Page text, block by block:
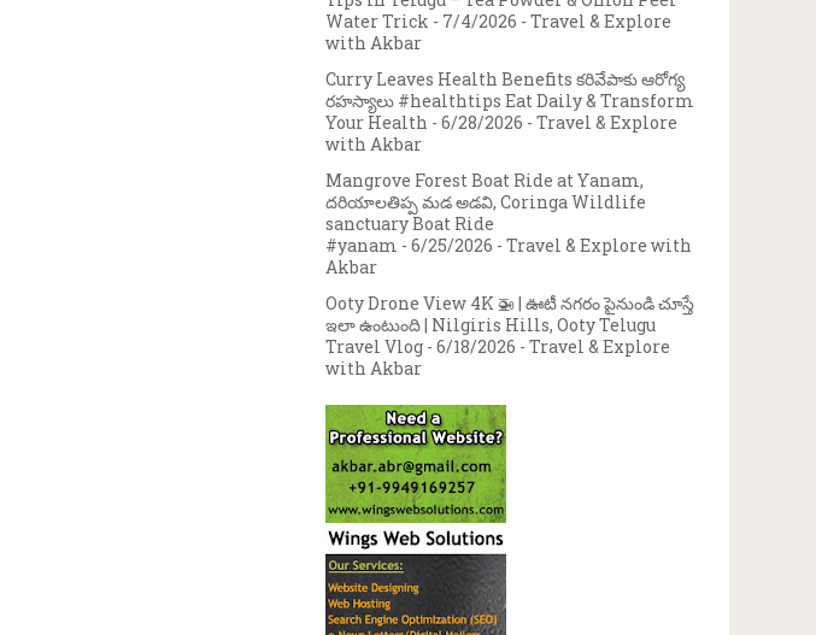
Water Trick - 7/4/2026 - Travel & Explore
with Akbar
Curry Leaves Health Benefits కరివేపాకు ఆరోగ్య
రహస్యాలు #healthtips Eat Daily & Transform
Your Health - 6/28/2026 - Travel & Explore
with Akbar
Mangrove Forest Boat Ride at Yanam,
దరియాలతిప్ప మడ అడవి, Coringa Wildlife
sanctuary Boat Ride
#yanam - 6/25/2026 - Travel & Explore with
Akbar
Ooty Drone View 4K 🚁 | ఊటీ నగరం పైనుండి చూస్తే
ఇలా ఉంటుంది | Nilgiris Hills, Ooty Telugu
Travel Vlog - 6/18/2026 - Travel & Explore
with Akbar